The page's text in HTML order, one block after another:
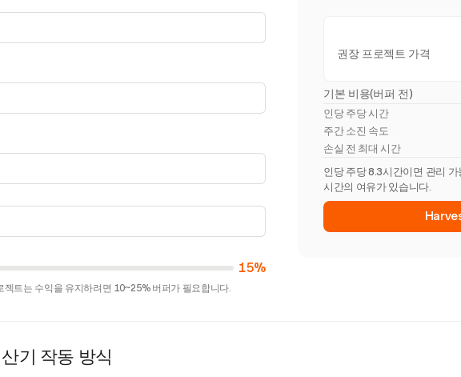
15%
젝트는 수익을 유지하려면 10~25% 버퍼가 필요합니다.
권장 프로젝트 가격
기본 비용(버퍼 전)
인당 주당 시간
주간 소진 속도
손실 전 최대 시간
인당 주당 8.3시간이면 관리
시간의 여유가 있습니다.
기 작동 방식